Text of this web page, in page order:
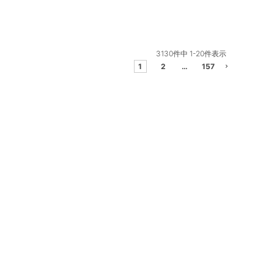
3130件中 1-20件表示
1
2 … 157